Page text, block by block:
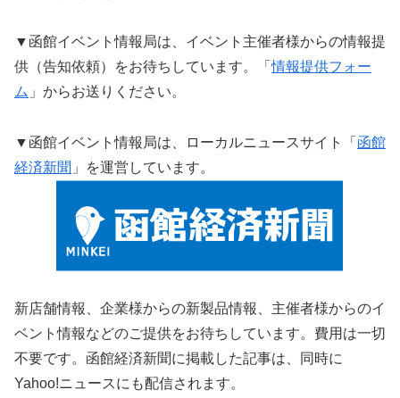
▼函館イベント情報局は、イベント主催者様からの情報提
供（告知依頼）をお待ちしています。「情報提供フォー
ム 」からお送りください。
▼函館イベント情報局は、ローカルニュースサイト「 函館
経済新聞 」を運営しています。
新店舗情報、企業様からの新製品情報、主催者様からのイ
ベント情報などのご提供をお待ちしています。費用は一切
不要です。函館経済新聞に掲載した記事は、同時に
Yahoo!ニュースにも配信されます。